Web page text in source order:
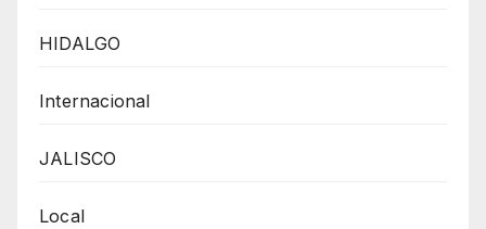
HIDALGO
Internacional
JALISCO
Local